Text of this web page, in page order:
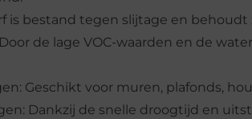
is bestand tegen slijtage en
de lage VOC-waarden en de
Geschikt voor muren, plafonds,
Dankzij de snelle droogtijd en